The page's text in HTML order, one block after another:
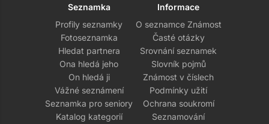
Seznamka
Profily seznamky
Fotoseznamka
Hledat partnera
Ona hledá jeho
On hledá ji
Vážné seznámení
Seznamka pro seniory
Katalog kategorií
Informace
O seznamce Známost
Časté otázky
Srovnání seznamek
Slovník pojmů
Známost v číslech
Podmínky užití
Ochrana soukromí
Seznamování